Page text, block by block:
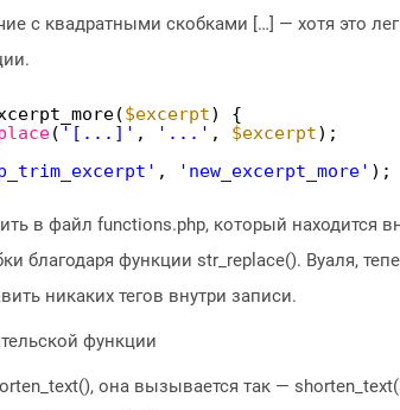
с квадратными скобками […] — хотя это
$excerpt) {
( '[...]' , '...' , $excerpt);
, 'new_excerpt_more' );
в файл functions.php, который находится
благодаря функции str_replace(). Вуаля,
никаких тегов внутри записи.
функции
она вызывается так —